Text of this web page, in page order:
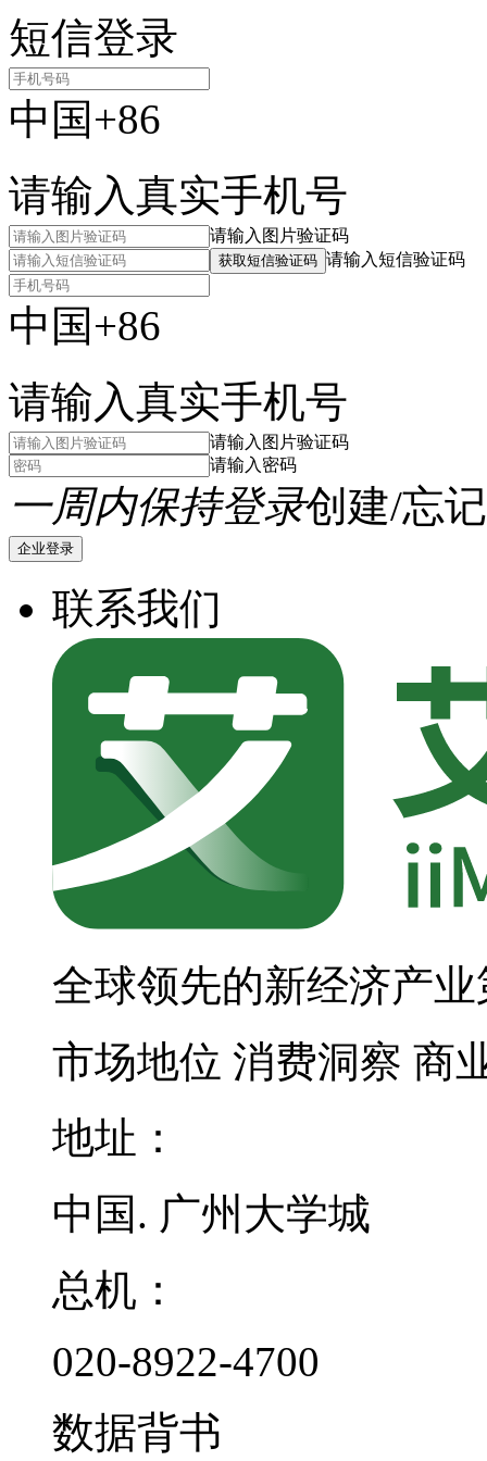
短信登录
中国+86
请输入真实手机号
请输入图片验证码
获取短信验证码 请输入短信验证码
中国+86
请输入真实手机号
请输入图片验证码
请输入密码
一周内保持登录创建/忘
企业登录
联系我们
全球领先的新经济产
市场地位 消费洞察 商
地址：
中国. 广州大学城
总机：
020-8922-4700
数据背书